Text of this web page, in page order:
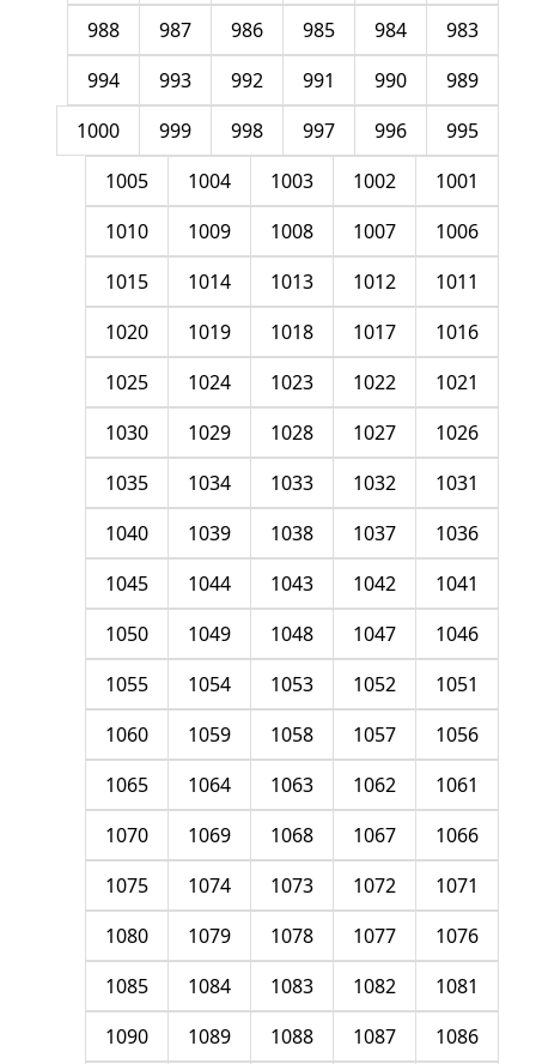
983
984
985
986
987
988
989
990
991
992
993
994
995
996
997
998
999
1000
1001
1002
1003
1004
1005
1006
1007
1008
1009
1010
1011
1012
1013
1014
1015
1016
1017
1018
1019
1020
1021
1022
1023
1024
1025
1026
1027
1028
1029
1030
1031
1032
1033
1034
1035
1036
1037
1038
1039
1040
1041
1042
1043
1044
1045
1046
1047
1048
1049
1050
1051
1052
1053
1054
1055
1056
1057
1058
1059
1060
1061
1062
1063
1064
1065
1066
1067
1068
1069
1070
1071
1072
1073
1074
1075
1076
1077
1078
1079
1080
1081
1082
1083
1084
1085
1086
1087
1088
1089
1090